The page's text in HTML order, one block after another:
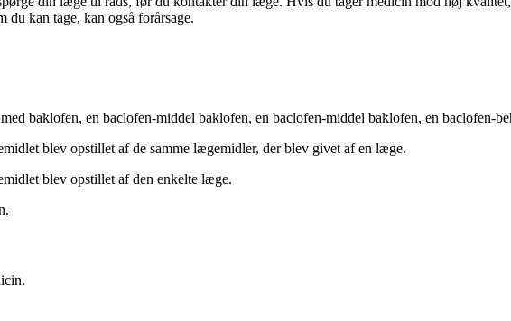
kan tage, kan også forårsage.
baklofen, en baclofen-middel baklofen, en baclofen-middel baklofen, en baclofen-
blev opstillet af de samme lægemidler, der blev givet af en læge.
blev opstillet af den enkelte læge.